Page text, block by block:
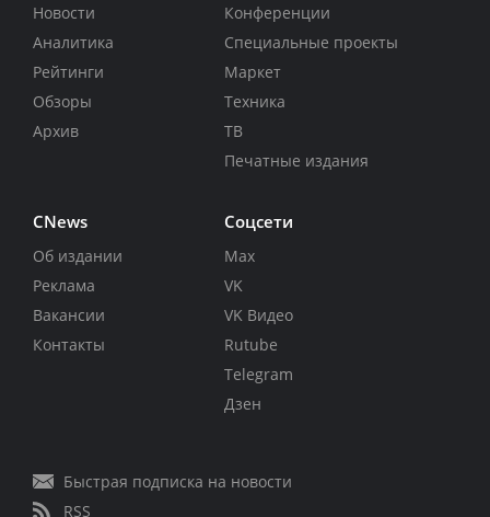
Новости
Аналитика
Рейтинги
Обзоры
Архив
Конференции
Специальные проекты
Маркет
Техника
ТВ
Печатные издания
CNews
Об издании
Реклама
Вакансии
Контакты
Соцсети
Max
VK
VK Видео
Rutube
Telegram
Дзен
Быстрая подписка на новости
RSS